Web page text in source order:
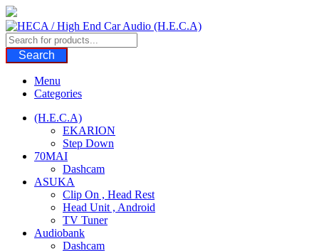
Skip
to
content
Search
Menu
Categories
(H.E.C.A)
EKARION
Step Down
70MAI
Dashcam
ASUKA
Clip On , Head Rest
Head Unit , Android
TV Tuner
Audiobank
Dashcam